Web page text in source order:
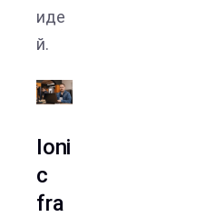
иде
й.
Ioni
c
fra